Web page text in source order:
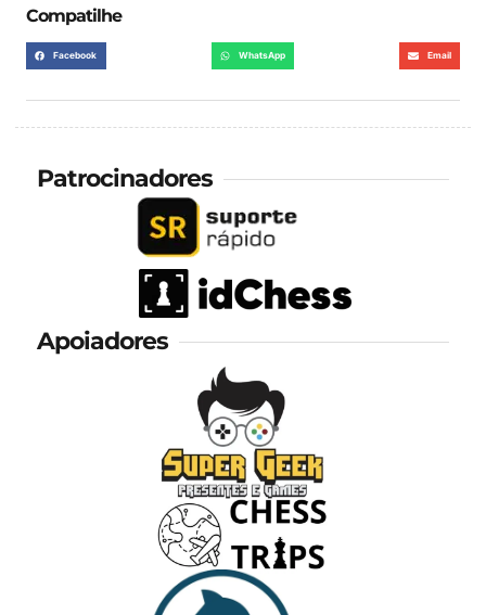
Compatilhe
Facebook WhatsApp Email
Patrocinadores
Apoiadores